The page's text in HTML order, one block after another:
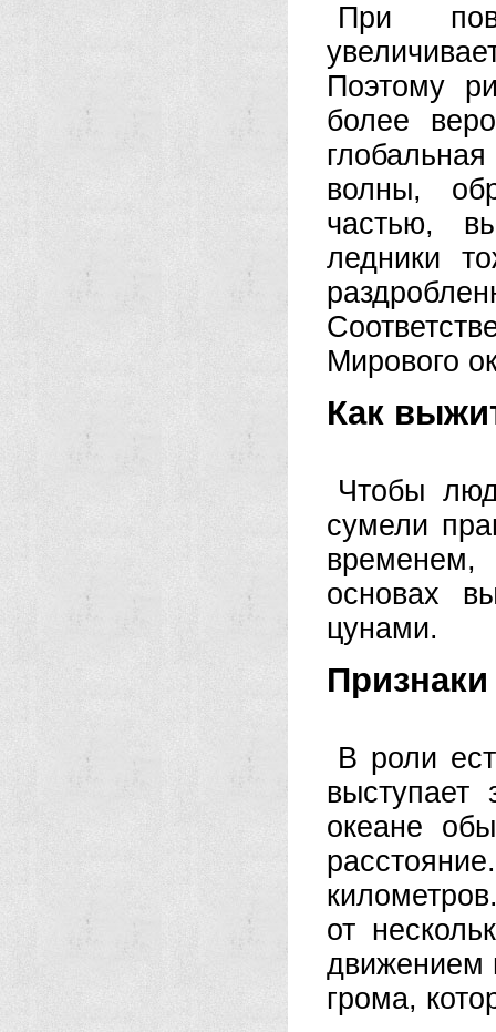
При
Поэтому
более
волны,
частью,
ледники
Мирового
Как
Чтобы
сумели
временем,
основах
цунами.
В роли
выступает
океане
от
движением
грома,